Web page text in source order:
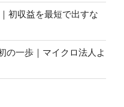
初収益を最短で出すな
の一歩｜マイクロ法人よ